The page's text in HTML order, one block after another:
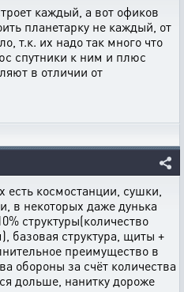
каждый, а вот офиков
планетарку не каждый, от
т.к. их надо так много что
спутники к ним и плюс
в отличии от
есть космостанции, сушки,
в некоторых даже дунька
структуры(количество
базовая структура, щиты +
преимущество в
обороны за счёт количества
дольше, нанитку дороже